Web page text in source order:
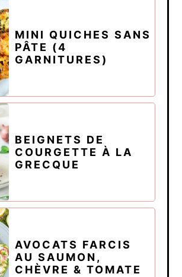
MINI QUICHES SANS
PÂTE (4
GARNITURES)
BEIGNETS DE
COURGETTE À LA
GRECQUE
AVOCATS FARCIS
AU SAUMON,
CHÈVRE & TOMATE